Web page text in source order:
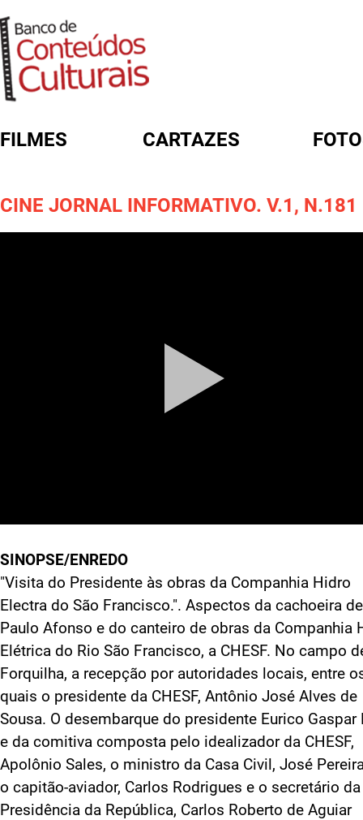
FILMES CARTAZES
CINE JORNAL INFORMATIVO. V.1, N.181
SINOPSE/ENREDO
"Visita do Presidente às obras da Companhia Hidro
Electra do São Francisco.". Aspectos da cachoeira de
Paulo Afonso e do canteiro de obras da Companhia
Elétrica do Rio São Francisco, a CHESF. No campo
Forquilha, a recepção por autoridades locais, entre
quais o presidente da CHESF, Antônio José Alves de
Sousa. O desembarque do presidente Eurico Gaspar
e da comitiva composta pelo idealizador da CHESF,
Apolônio Sales, o ministro da Casa Civil, José
o capitão-aviador, Carlos Rodrigues e o secretário da
Presidência da República, Carlos Roberto de Aguiar